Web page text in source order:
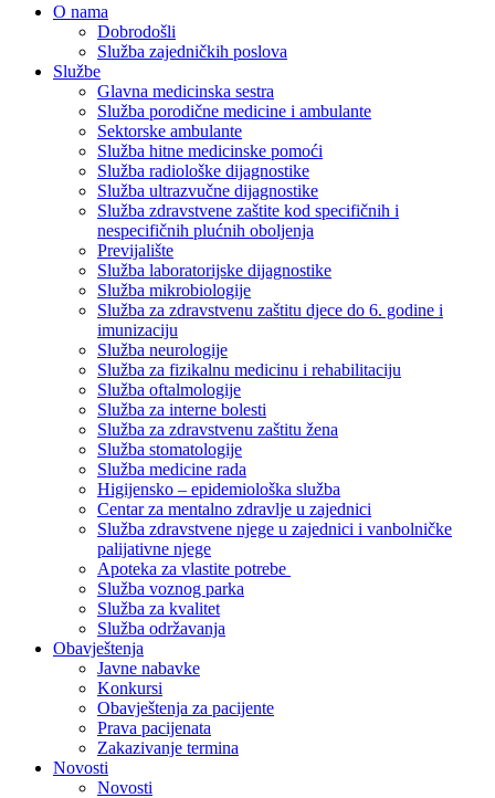
O nama
Dobrodošli
Služba zajedničkih poslova
Službe
Glavna medicinska sestra
Služba porodične medicine i ambulante
Sektorske ambulante
Služba hitne medicinske pomoći
Služba radiološke dijagnostike
Služba ultrazvučne dijagnostike
Služba zdravstvene zaštite kod specifičnih i
nespecifičnih plućnih oboljenja
Previjalište
Služba laboratorijske dijagnostike
Služba mikrobiologije
Služba za zdravstvenu zaštitu djece do 6. godine i
imunizaciju
Služba neurologije
Služba za fizikalnu medicinu i rehabilitaciju
Služba oftalmologije
Služba za interne bolesti
Služba za zdravstvenu zaštitu žena
Služba stomatologije
Služba medicine rada
Higijensko – epidemiološka služba
Centar za mentalno zdravlje u zajednici
Služba zdravstvene njege u zajednici i vanbolničke
palijativne njege
Apoteka za vlastite potrebe
Služba voznog parka
Služba za kvalitet
Služba održavanja
Obavještenja
Javne nabavke
Konkursi
Obavještenja za pacijente
Prava pacijenata
Zakazivanje termina
Novosti
Novosti